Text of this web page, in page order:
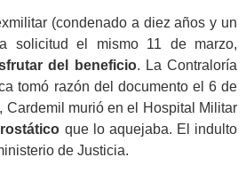
(condenado a diez años y un
solicitud el mismo 11 de marzo,
del beneficio. La Contraloría
tomó razón del documento el 6 de
Cardemil murió en el Hospital Militar
que lo aquejaba. El indulto
de Justicia.